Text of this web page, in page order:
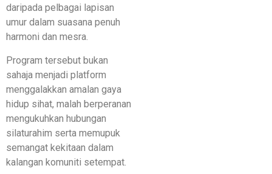
daripada pelbagai lapisan
umur dalam suasana penuh
harmoni dan mesra.
Program tersebut bukan
sahaja menjadi platform
menggalakkan amalan gaya
hidup sihat, malah berperanan
mengukuhkan hubungan
silaturahim serta memupuk
semangat kekitaan dalam
kalangan komuniti setempat.